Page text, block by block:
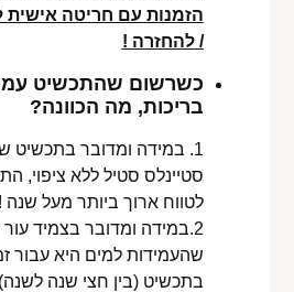
הזמנות עם חריטה אישית
/ להחזרה !
כשרשום שהתכשיט
בריכות, מה הכוונה?
1. במידה ומדובר בתכשיט
סטיינלס סטיל ללא ציפוי,
לטווח ארוך ביותר מעל שנה !
2.במידה ומדובר בצמיד
שהעמידות למים היא עבור
בתכשיט (בין חצי שנה לשנה)